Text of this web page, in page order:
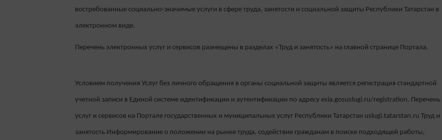
востребованные социально-значимые услуги в сфере труда, занятости и социальной защиты Республики Татарстан в
электронном виде.
Перечень электронных услуг и сервисов размещены в разделах «Труд и занятость» на главной странице Портала.
Условием получения Услуг без личного обращения в органы социальной защиты является регистрация стандартной
учетной записи в Единой системе идентификации и аутентификации по адресу esia.gosuslugi.ru/registration. Перечень
услуг и сервисов на Портале государственных и муниципальных услуг Республики Татарстан uslugi.tatarstan.ru Труд и
занятость Информирование о положении на рынке труда, содействие гражданам в поиске подходящей работы,